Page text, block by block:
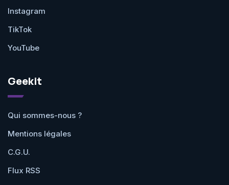
Instagram
TikTok
YouTube
Geekit
Qui sommes-nous ?
Mentions légales
C.G.U.
Flux RSS